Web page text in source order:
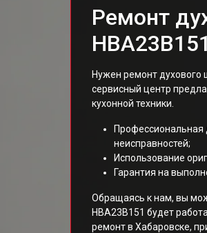
Ремонт
Нужен ремонт духового
сервисный центр
кухонной техники.
Профессиональная
неисправностей;
Использование
Гарантия на
Обращаясь к нам, вы
HBA23B151 будет
ремонт в Хабаровске,